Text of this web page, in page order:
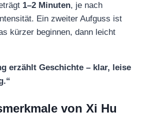
1–2 Minuten, je nach
Ein zweiter Aufguss ist
kürzer beginnen, dann leicht
erzählt Geschichte – klar, leise
von Xi Hu